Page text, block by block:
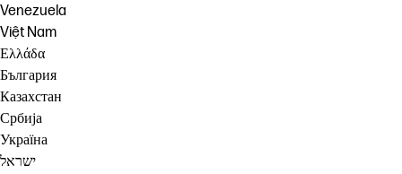
Venezuela
Việt Nam
Ελλάδα
България
Казахстан
Србија
Україна
ישראל